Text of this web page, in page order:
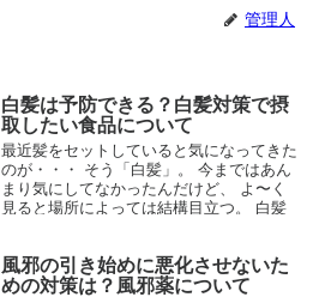
管理人
白髪は予防できる？白髪対策で摂
取したい食品について
最近髪をセットしていると気になってきた
のが・・・ そう「白髪」。 今まではあん
まり気にしてなかったんだけど、 よ〜く
見ると場所によっては結構目立つ。 白髪
2015.06.12
風邪の引き始めに悪化させないた
めの対策は？風邪薬について